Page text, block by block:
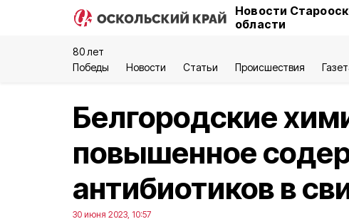
Новости
области
80 лет
Победы
Новости Статьи Происшествия
Белгородские
повышенное
антибиотиков в
30 июня 2023, 10:57